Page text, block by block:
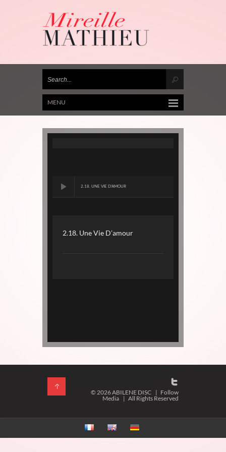
MENU
2.18. UNE VIE D'AMOUR
2.18. Une Vie D’amour
© 2026 ABILENE DISC | Follow
Media | All Rights Reserved